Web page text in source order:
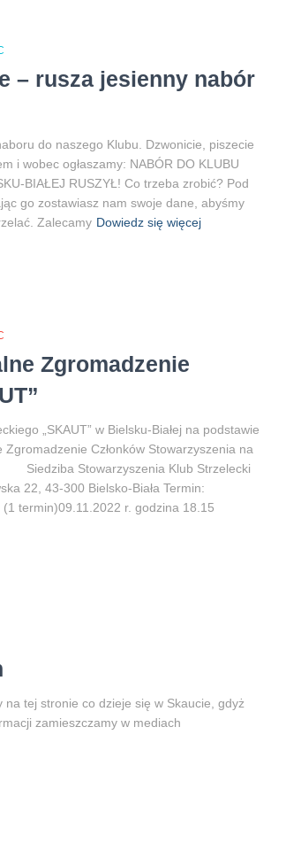
– rusza jesienny nabór
do naszego Klubu. Dzwonicie, piszecie
i wobec ogłaszamy: NABÓR DO KLUBU
BIAŁEJ RUSZYŁ! Co trzeba zrobić? Pod
go zostawiasz nam swoje dane, abyśmy
Zalecamy Dowiedz się więcej
Zgromadzenie
„SKAUT” w Bielsku-Białej na podstawie
Członków Stowarzyszenia na
Stowarzyszenia Klub Strzelecki
22, 43-300 Bielsko-Biała Termin:
r. godzina 18.15
tej stronie co dzieje się w Skaucie, gdyż
zamieszczamy w mediach